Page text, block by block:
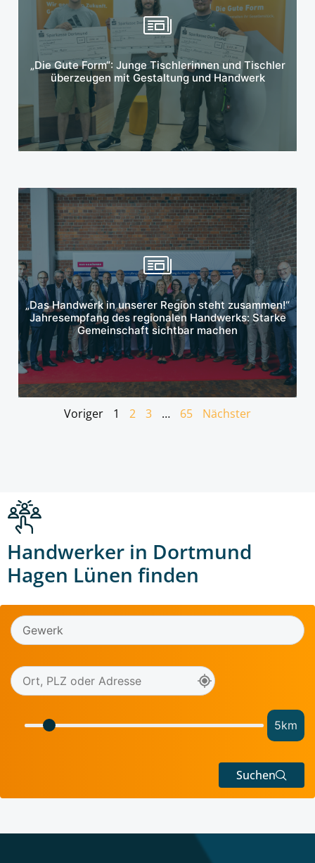
„Die Gute Form“: Junge Tischlerinnen und Tischler
überzeugen mit Gestaltung und Handwerk
Mehr erfahren
„Das Handwerk in unserer Region steht zusammen!“
Jahresempfang des regionalen Handwerks: Starke
Gemeinschaft sichtbar machen
Mehr erfahren
Voriger 1 2 3 … 65 Nächster
Handwerker in Dortmund
Hagen Lünen finden
5km
Suchen